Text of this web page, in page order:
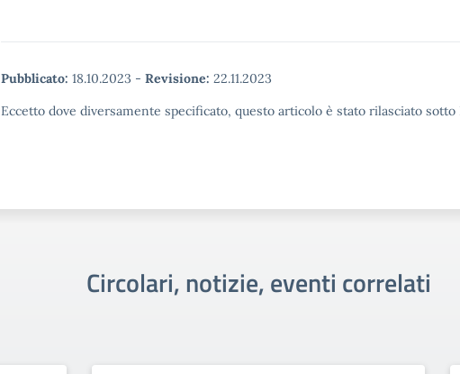
Pubblicato: 18.10.2023 - Revisione: 22.11.2023
Eccetto dove diversamente specificato, questo articolo è stato rilasciato
Circolari, notizie, eventi correlati